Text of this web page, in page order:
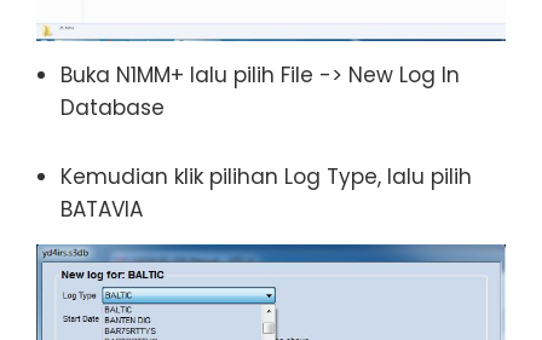
Buka N1MM+ lalu pilih File -> New Log In
Database
Kemudian klik pilihan Log Type, lalu pilih
BATAVIA